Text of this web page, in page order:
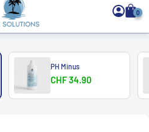
0
PH Minus
CHF 34.90